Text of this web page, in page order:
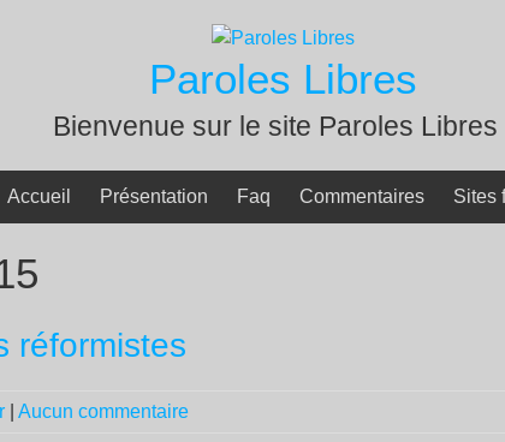
Paroles Libres
Bienvenue sur le site Paroles Libres
Accueil Présentation Faq Commentaires Sites
réformistes
Aucun commentaire